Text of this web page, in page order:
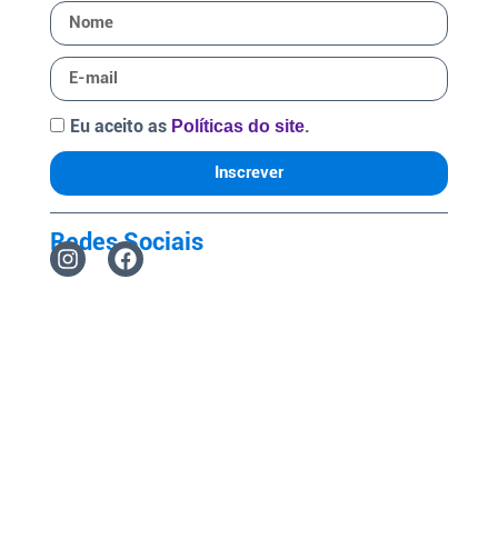
Eu aceito as Políticas do site.
Inscrever
Redes Sociais